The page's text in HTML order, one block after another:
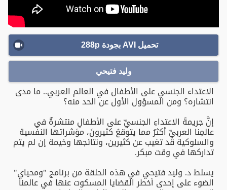
تحميل AVI بجودة 288p
وليد فتيحي
الاعتداء الجنسي على الأطفال في العالم العربي.. ما مدى
انتشاره؟ ومن المسؤول الأول عن الحد منه؟
إنَّ جريمةَ الاعتداءِ الجنسيِّ على الأطفالِ منتشرةٌ في
عالمِنا العربيِّ أكثرُ مما يتوقعُ كثيرونَ، مؤشراتها النفسية
والسلوكية قد تغيب عن كثيرين، ونتائجها وخيمة إن لم يتم
تداركها في وقت مبكر.
يسلط د. وليد فتيحي في هذه الحلقة من برنامج "ومحياي"
الضوء على إحدى أخطر القضايا المسكوت عنها في عالمنا